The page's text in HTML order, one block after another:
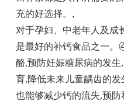
充的好选择。 ,
对于孕妇、中老年人及成
是最好的补钙食品之一
酪,预防妊娠糖尿病的发
育,降低未来儿童龋齿的
也能够减少钙的流失,预防